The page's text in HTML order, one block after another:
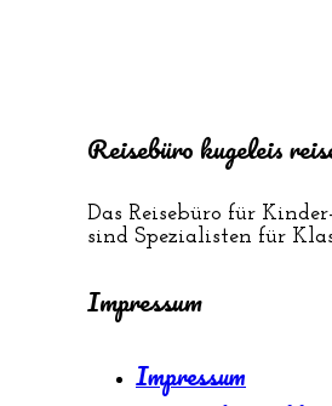
Reisebüro kugeleis
Das Reisebüro für
sind Spezialisten für
Impressum
Impressum